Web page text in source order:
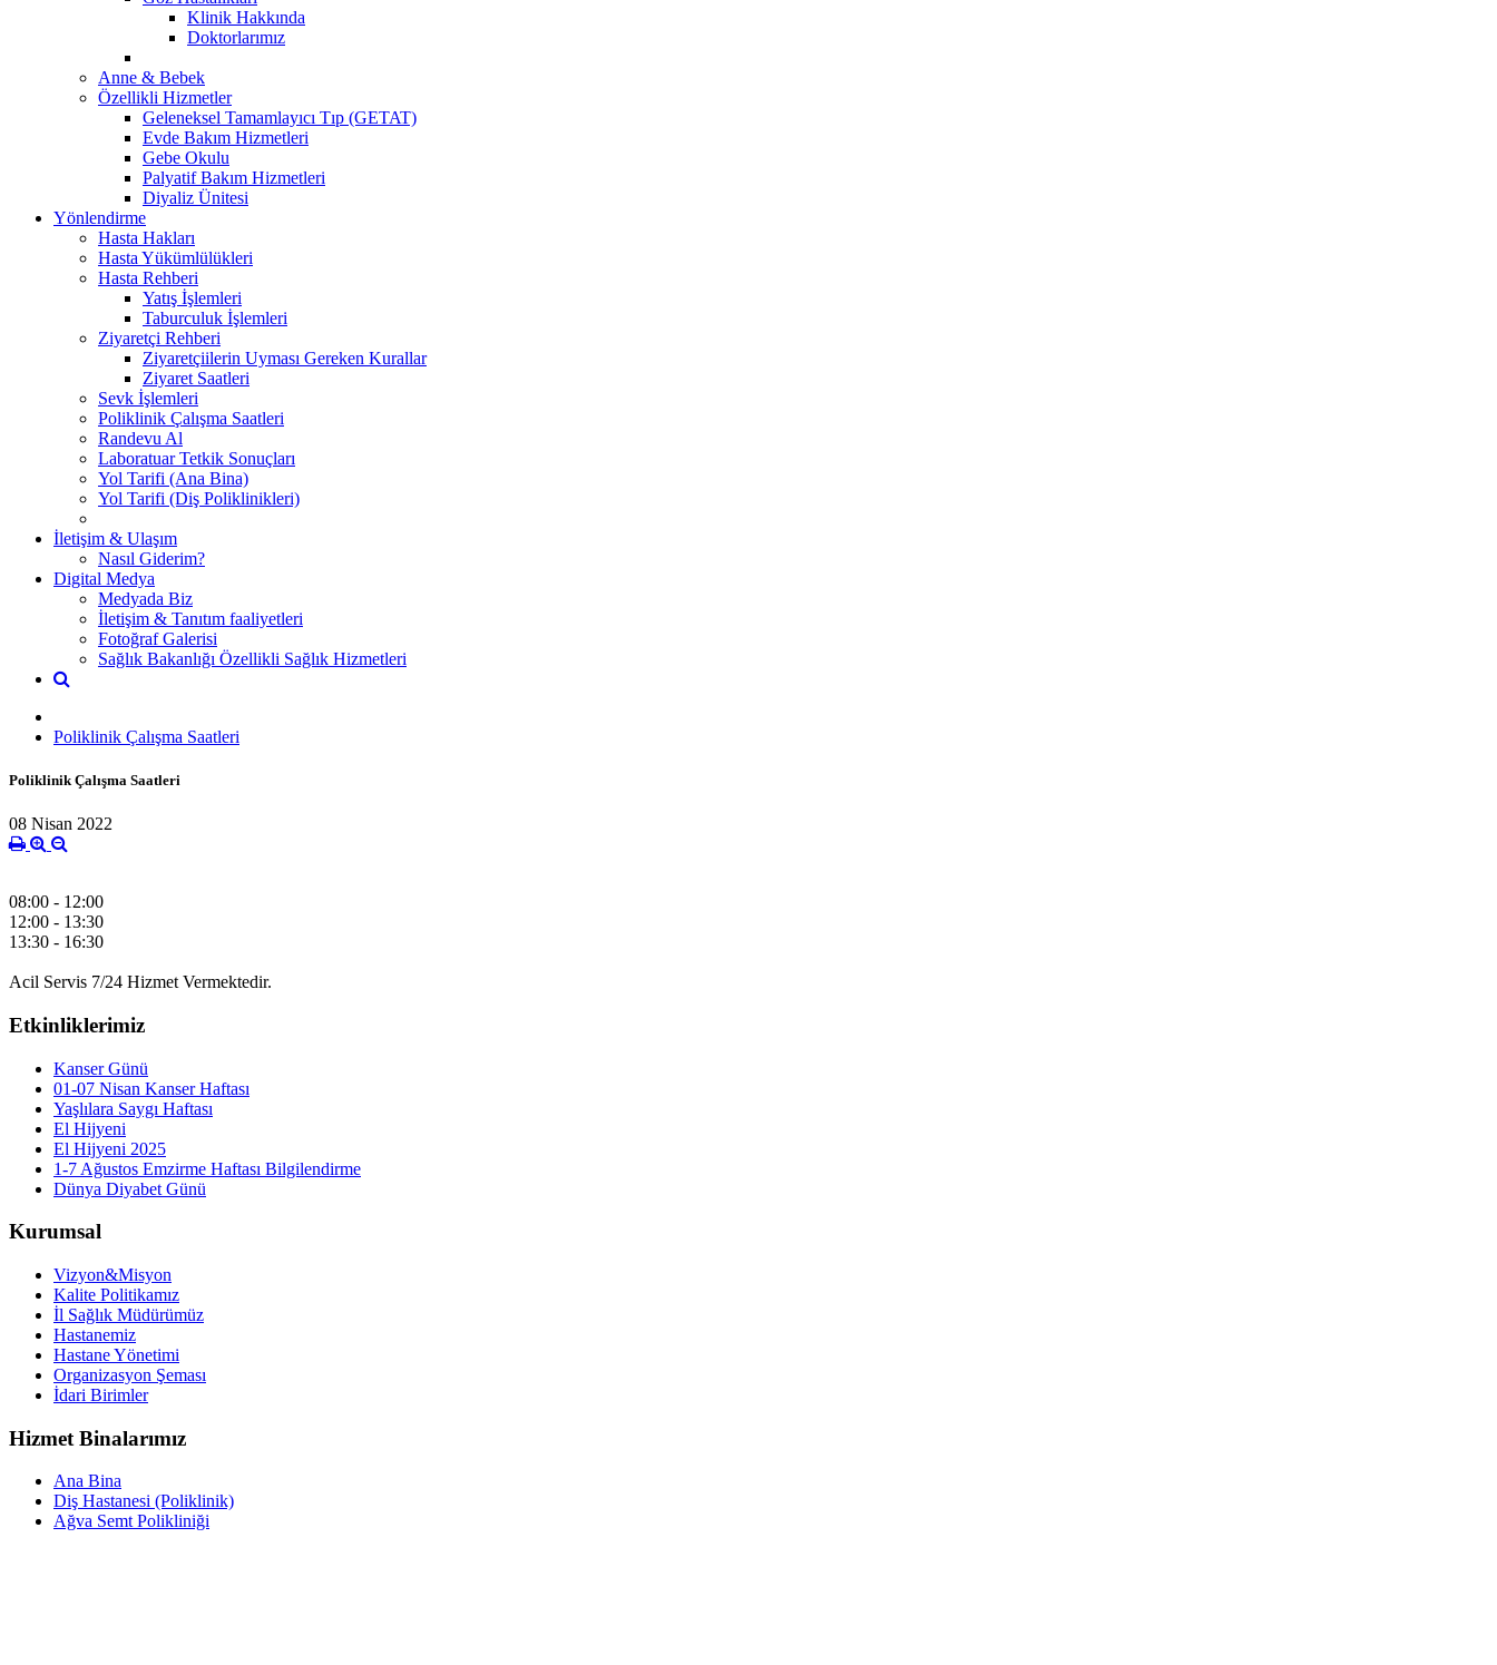
Klinik Hakkında
Doktorlarımız
Anne & Bebek
Özellikli Hizmetler
Geleneksel Tamamlayıcı Tıp (GETAT)
Evde Bakım Hizmetleri
Gebe Okulu
Palyatif Bakım Hizmetleri
Diyaliz Ünitesi
Yönlendirme
Hasta Hakları
Hasta Yükümlülükleri
Hasta Rehberi
Yatış İşlemleri
Taburculuk İşlemleri
Ziyaretçi Rehberi
Ziyaretçiilerin Uyması Gereken Kurallar
Ziyaret Saatleri
Sevk İşlemleri
Poliklinik Çalışma Saatleri
Randevu Al
Laboratuar Tetkik Sonuçları
Yol Tarifi (Ana Bina)
Yol Tarifi (Diş Poliklinikleri)
İletişim & Ulaşım
Nasıl Giderim?
Digital Medya
Medyada Biz
İletişim & Tanıtım faaliyetleri
Fotoğraf Galerisi
Sağlık Bakanlığı Özellikli Sağlık Hizmetleri
Poliklinik Çalışma Saatleri
Poliklinik Çalışma Saatleri
08 Nisan 2022
08:00 - 12:00
12:00 - 13:30
13:30 - 16:30
Acil Servis 7/24 Hizmet Vermektedir.
Etkinliklerimiz
Kanser Günü
01-07 Nisan Kanser Haftası
Yaşlılara Saygı Haftası
El Hijyeni
El Hijyeni 2025
1-7 Ağustos Emzirme Haftası Bilgilendirme
Dünya Diyabet Günü
Kurumsal
Vizyon&Misyon
Kalite Politikamız
İl Sağlık Müdürümüz
Hastanemiz
Hastane Yönetimi
Organizasyon Şeması
İdari Birimler
Hizmet Binalarımız
Ana Bina
Diş Hastanesi (Poliklinik)
Ağva Semt Polikliniği